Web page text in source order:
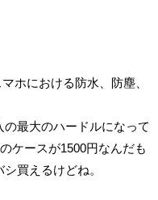
ホにおける防水、防塵、
最大のハードルになって
ケースが1500円なんだも
買えるけどね。